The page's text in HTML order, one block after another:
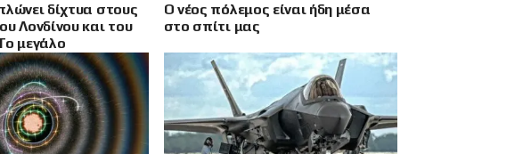
δίχτυα στους
Λονδίνου και του
μεγάλο
Ο νέος πόλεμος είναι ήδη μέσα
στο σπίτι μας